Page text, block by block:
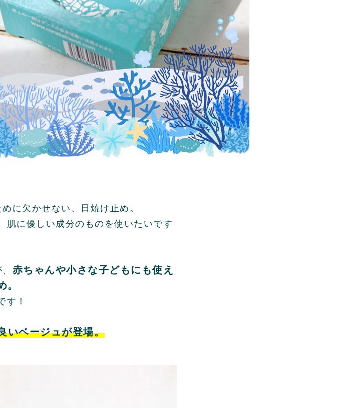
に欠かせない、日焼け止め。
肌に優しい成分のものを使いたいです
赤ちゃんや小さな子どもにも使え
す！
いベージュが登場。